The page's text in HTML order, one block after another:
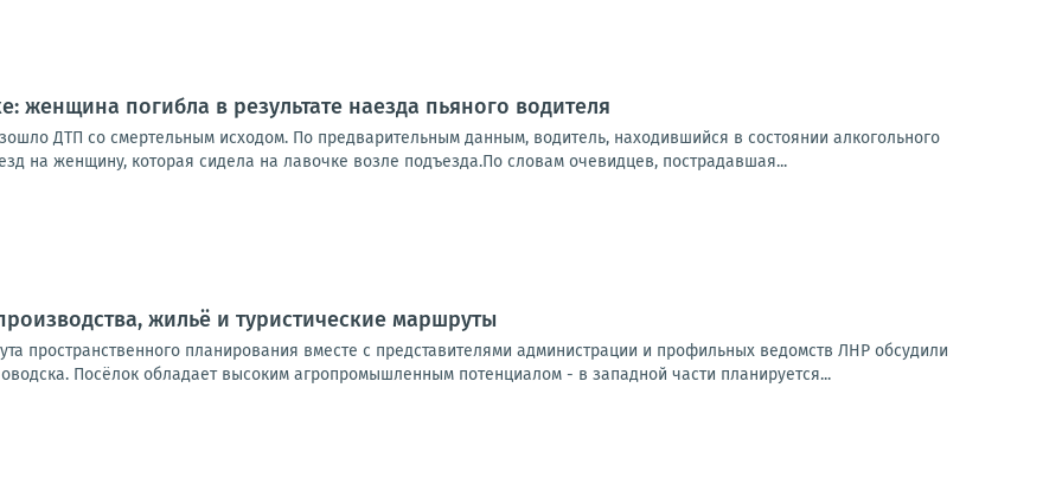
женщина погибла в результате наезда пьяного водителя
ДТП со смертельным исходом. По предварительным данным, водитель, находившийся в состоянии алкогольного
на женщину, которая сидела на лавочке возле подъезда.По словам очевидцев, пострадавшая...
жильё и туристические маршруты
пространственного планирования вместе с представителями администрации и профильных ведомств ЛНР обсудили
Посёлок обладает высоким агропромышленным потенциалом - в западной части планируется...